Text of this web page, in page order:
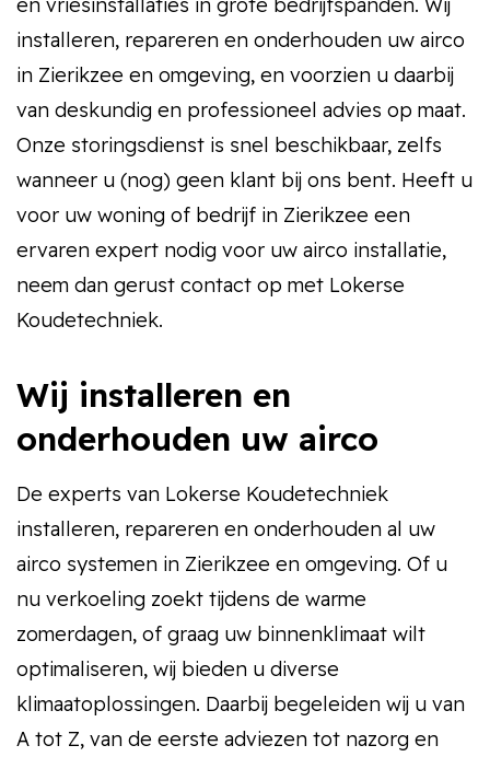
installeren, repareren en onderhouden uw airco
in Zierikzee en omgeving, en voorzien u daarbij
van deskundig en professioneel advies op maat.
Onze storingsdienst is snel beschikbaar, zelfs
wanneer u (nog) geen klant bij ons bent. Heeft u
voor uw woning of bedrijf in Zierikzee een
ervaren expert nodig voor uw airco installatie,
neem dan gerust contact op met Lokerse
Koudetechniek.
Wij installeren en
onderhouden uw airco
De experts van Lokerse Koudetechniek
installeren, repareren en onderhouden al uw
airco systemen in Zierikzee en omgeving. Of u
nu verkoeling zoekt tijdens de warme
zomerdagen, of graag uw binnenklimaat wilt
optimaliseren, wij bieden u diverse
klimaatoplossingen. Daarbij begeleiden wij u van
A tot Z, van de eerste adviezen tot nazorg en